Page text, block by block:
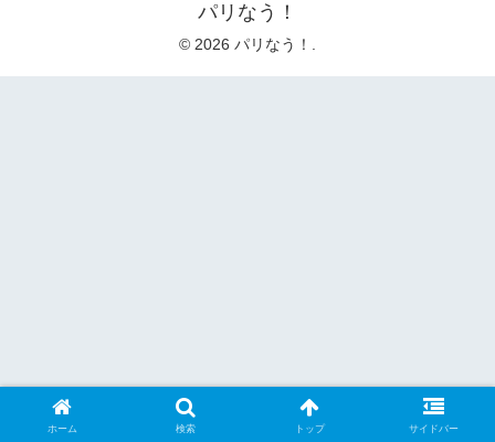
パリなう！
© 2026 パリなう！.
ホーム 検索 トップ サイドバー